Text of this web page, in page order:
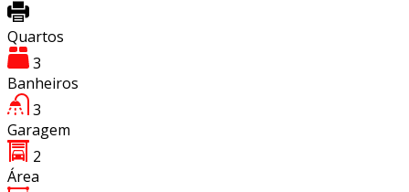
Quartos
3
Banheiros
3
Garagem
2
Área